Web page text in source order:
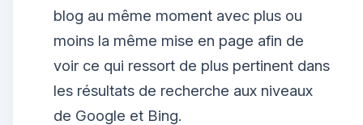
blog au même moment avec plus ou
moins la même mise en page afin de
voir ce qui ressort de plus pertinent dans
les résultats de recherche aux niveaux
de Google et Bing.